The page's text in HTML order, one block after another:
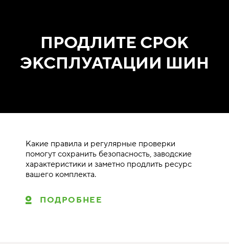
ПРОДЛИТЕ СРОК
ЭКСПЛУАТАЦИИ ШИН
Какие правила и регулярные проверки
помогут сохранить безопасность, заводские
характеристики и заметно продлить ресурс
вашего комплекта.
ПОДРОБНЕЕ